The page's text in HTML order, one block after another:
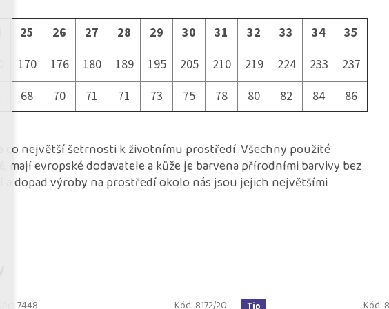
Kód:7448 Kód: 8172/20 Kód:
25 26 27 28 29 30 31 32 33 34
35
170 176 180 189 195 205 210 219 224 233
237
68 70 71 71 73 75 78 80 82 84 86
co největší šetrnosti k životnímu prostředí. Všechny použité
mají evropské dodavatele a kůže je barvena přírodními barvivy bez
a dopad výroby na prostředí okolo nás jsou jejich největšími